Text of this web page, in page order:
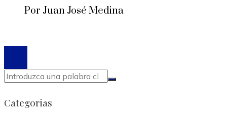
Por Juan José Medina
Categorias